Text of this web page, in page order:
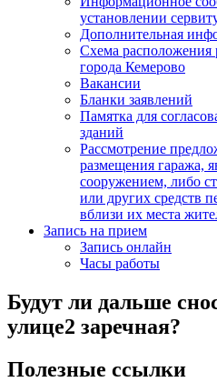
установлении
Дополнительная
Схема расположения
города Кемерово
Вакансии
Бланки заявлений
Памятка для
зданий
Рассмотрение
размещения гаража,
сооружением, либо
или других средств
вблизи их места
Запись на прием
Запись онлайн
Часы работы
Будут ли дальше
улице2 заречная?
Полезные ссылки